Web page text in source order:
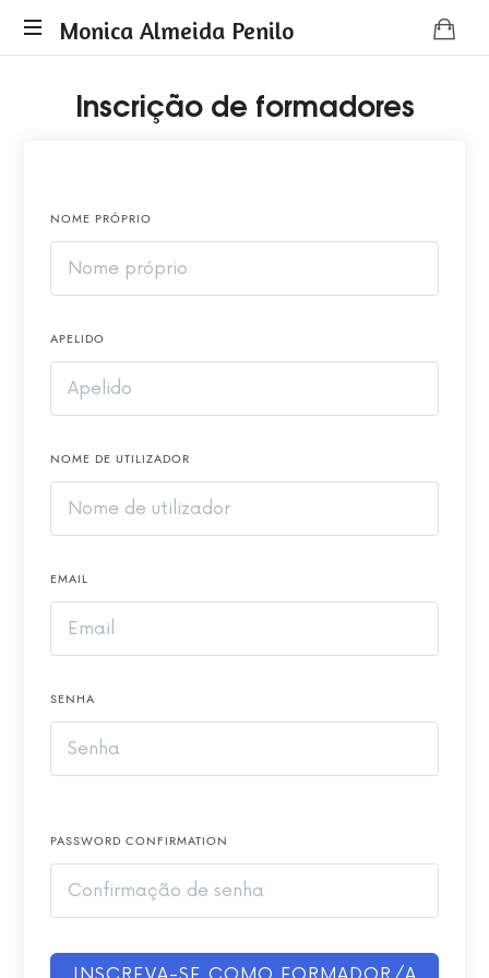
Monica
Monica Almeida Penilo
Almeida
Penilo
Inscrição de formadores
NOME PRÓPRIO
APELIDO
NOME DE UTILIZADOR
EMAIL
SENHA
PASSWORD CONFIRMATION